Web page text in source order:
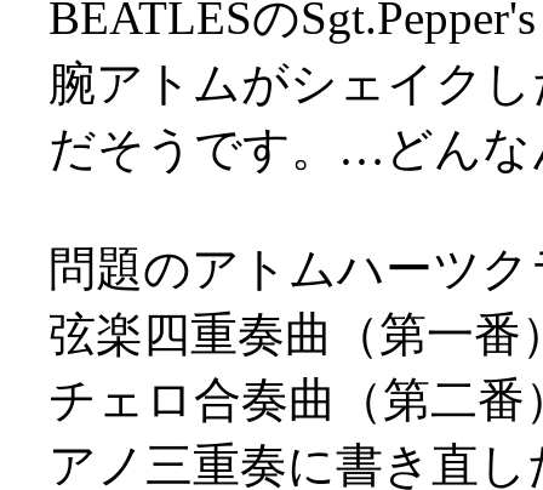
BEATLESの
腕アトムがシェイク
だそうです。…どんな
問題のアトムハーツ
弦楽四重奏曲（第一番
チェロ合奏曲（第二
アノ三重奏に書き直